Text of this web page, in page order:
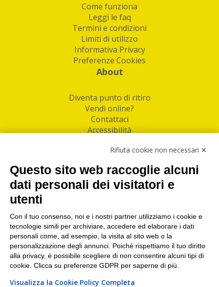
Come funziona
Leggi le faq
Termini e condizioni
Limiti di utilizzo
Informativa Privacy
Preferenze Cookies
About
Diventa punto di ritiro
Vendi online?
Contattaci
Accessibilità
Facebook
Linkedin
I nostri punti di ritiro e spedizione pacchi nelle
maggiori città italiane
Torino|Milano|Roma|Bologna|Firenze| Genova
Napoli|Varese
Rifiuta cookie non necessari ✕
Questo sito web raccoglie alcuni
dati personali dei visitatori e
utenti
Con il tuo consenso, noi e i nostri partner utilizziamo i cookie e
tecnologie simili per archiviare, accedere ed elaborare i dati
personali come, ad esempio, la visita al sito web o la
personalizzazione degli annunci. Poiché rispettiamo il tuo diritto
alla privacy, è possibile scegliere di non consentire alcuni tipi di
cookie. Clicca su preferenze GDPR per saperne di più.
Visualizza la Cookie Policy Completa